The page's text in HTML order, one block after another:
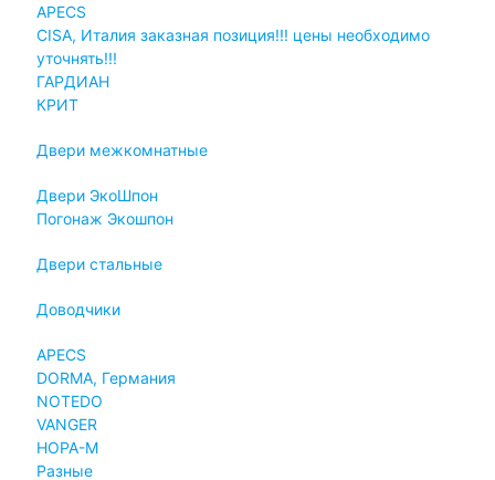
APECS
CISA, Италия заказная позиция!!! цены необходимо
уточнять!!!
ГАРДИАН
КРИТ
Двери межкомнатные
Двери ЭкоШпон
Погонаж Экошпон
Двери стальные
Доводчики
APECS
DORMA, Германия
NOTEDO
VANGER
НОРА-М
Разные